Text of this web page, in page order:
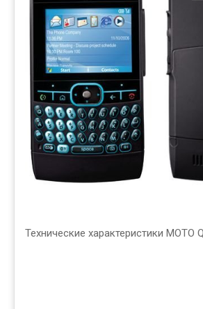
Технические характеристики MOTO